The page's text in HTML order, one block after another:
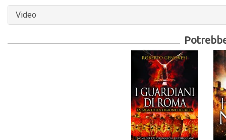
Video